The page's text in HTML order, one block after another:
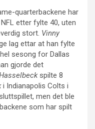
quarterbackene har
etter fylte 40, uten
stort. Vinny
lag ettar at han fylte
sesong for Dallas
gjorde det
spilte 8
i Indianapolis Colts i
men det ble
som har spilt